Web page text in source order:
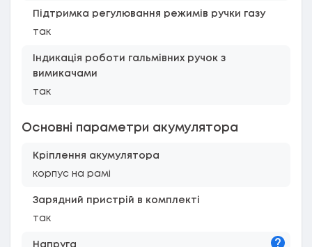
Підтримка регулювання режимів ручки газу
так
Індикація роботи гальмівних ручок з
вимикачами
так
Основні параметри акумулятора
Кріплення акумулятора
корпус на рамі
Зарядний пристрій в комплекті
так
Напруга